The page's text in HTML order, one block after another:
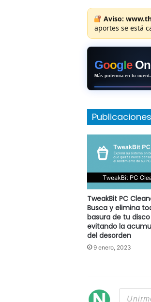
Aviso:
aportes se está
Google
Más potencia en tu
TweakBit PC
Busca y elimina
basura de tu
evitando la
del desorden
9 enero, 2023